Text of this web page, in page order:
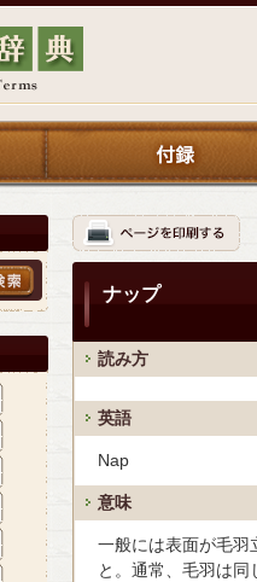
ナップ
読み方
英語
Nap
意味
一般には表面が毛羽
と。通常、毛羽は